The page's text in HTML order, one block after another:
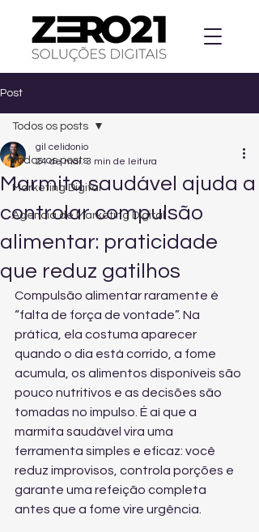
Post
Todos os posts
Marketing Digital
Agencia de Marketing Digital
Todos os posts
Marmita saudável ajuda a
controlar compulsão
alimentar: praticidade
que reduz gatilhos
gil celidonio
24 de mai. 3 min de leitura
Compulsão alimentar raramente é
“falta de força de vontade”. Na
prática, ela costuma aparecer
quando o dia está corrido, a fome
acumula, os alimentos disponíveis são
pouco nutritivos e as decisões são
tomadas no impulso. É aí que a
marmita saudável vira uma
ferramenta simples e eficaz: você
reduz improvisos, controla porções e
garante uma refeição completa
antes que a fome vire urgência.